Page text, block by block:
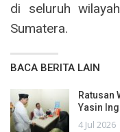
di seluruh
Sumatera.
BACA BERITA LAIN
Ratusan
Yasin
4 Jul 2026